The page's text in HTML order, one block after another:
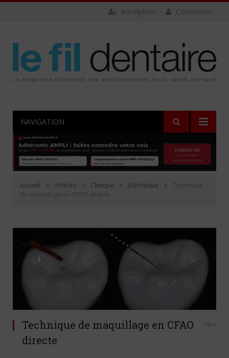
Connexion
Inscription
NAVIGATION
Accueil » Articles » Clinique » Esthétique »
Technique
de maquillage en CFAO directe
Technique de maquillage en CFAO
directe
0